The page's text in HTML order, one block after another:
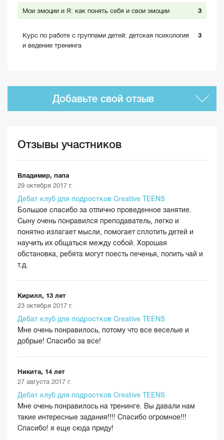
Мои эмоции и Я: как понять себя и свои эмоции 3
Курс по работе с группами детей: детская психология
и ведение тренинга
3
Добавьте свой отзыв
Отзывы участников
Владимир, папа
29 октября 2017 г.
Дебат клуб для подростков Creative TEENS
Большое спасибо за отлично проведенное занятие.
Сыну очень понравился преподаватель, легко и
понятно излагает мысли, помогает сплотить детей и
научить их общаться между собой. Хорошая
обстановка, ребята могут поесть печенья, попить чай и
т.д.
Кирилл, 13 лет
23 октября 2017 г.
Дебат клуб для подростков Creative TEENS
Мне очень понравилось, потому что все веселые и
добрые! Спасибо за все!
Никита, 14 лет
27 августа 2017 г.
Дебат клуб для подростков Creative TEENS
Мне очень понравилось на тренинге. Вы давали нам
такие интересные задания!!!! Спасибо огромное!!!
Спасибо! я еще сюда приду!